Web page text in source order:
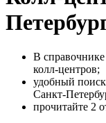
В
колл-центров;
удобный
Санкт-
прочитайте 2